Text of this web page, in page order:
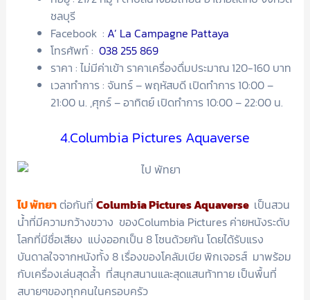
ชลบุรี
Facebook : A’ La Campagne Pattaya
โทรศัพท์ : 038 255 869
ราคา : ไม่มีค่าเข้า ราคาเครื่องดื่มประมาณ 120-160 บาท
เวลาทำการ : จันทร์ – พฤหัสบดี เปิดทำการ 10:00 –
21:00 น. ,ศุกร์ – อาทิตย์ เปิดทำการ 10:00 – 22:00 น.
4.Columbia Pictures Aquaverse
ไป พัทยาต่อกันที่ Columbia Pictures Aquaverse เป็นสวน
น้ำที่มีความกว้างขวาง ของColumbia Pictures ค่ายหนังระดับ
โลกที่มีชื่อเสียง แบ่งออกเป็น 8 โซนด้วยกัน โดยได้รับแรง
บันดาลใจจากหนังทั้ง 8 เรื่องของโคลัมเบีย พิกเจอรส์ มาพร้อม
กับเครื่องเล่นสุดล้ำ ที่สนุกสนานและสุดแสนท้าทาย เป็นพื้นที่
สบายๆของทุกคนในครอบครัว